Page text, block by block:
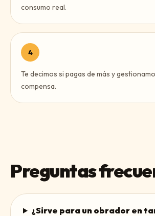
consumo real.
4
Te decimos si pagas de más y
compensa.
Preguntas
¿Sirve para un obrador en